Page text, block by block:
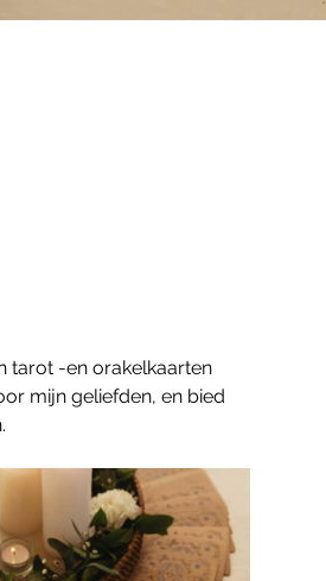
tarot -en orakelkaarten
mijn geliefden, en bied